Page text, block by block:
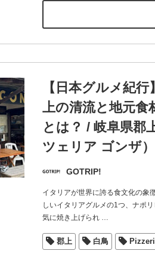
【日本グルメ紀
上の清流と地元食
とは？ / 岐阜県郡
ツェリア ゴンザ）
GOTRIP!
イタリアが世界に誇る食文化の象
しいイタリアグルメの1つ、ナポ
気に焼き上げられ…
郡上 白鳥